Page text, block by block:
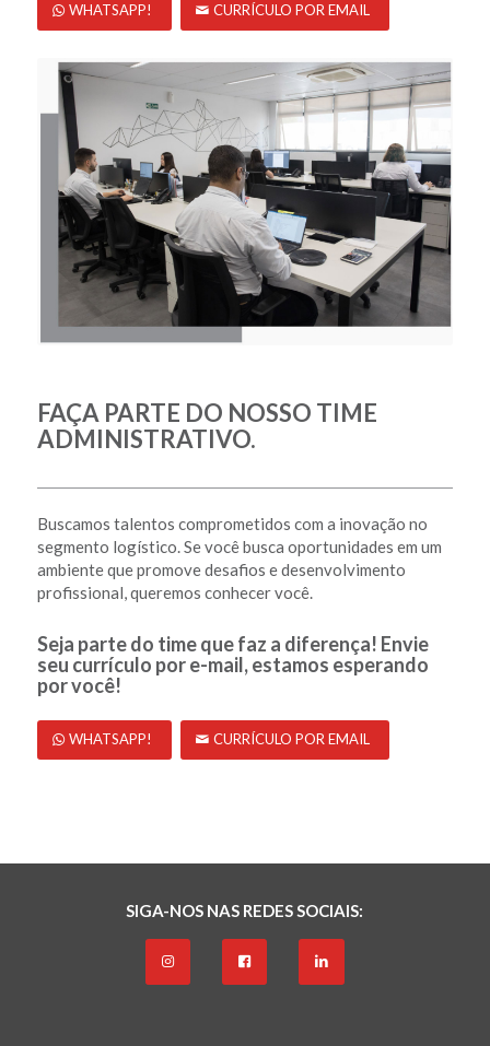
WHATSAPP! CURRÍCULO POR EMAIL
FAÇA PARTE DO NOSSO TIME
ADMINISTRATIVO.
Buscamos talentos comprometidos com a inovação no
segmento logístico. Se você busca oportunidades em um
ambiente que promove desafios e desenvolvimento
profissional, queremos conhecer você.
Seja parte do time que faz a diferença! Envie
seu currículo por e-mail, estamos esperando
por você!
WHATSAPP! CURRÍCULO POR EMAIL
SIGA-NOS NAS REDES SOCIAIS: